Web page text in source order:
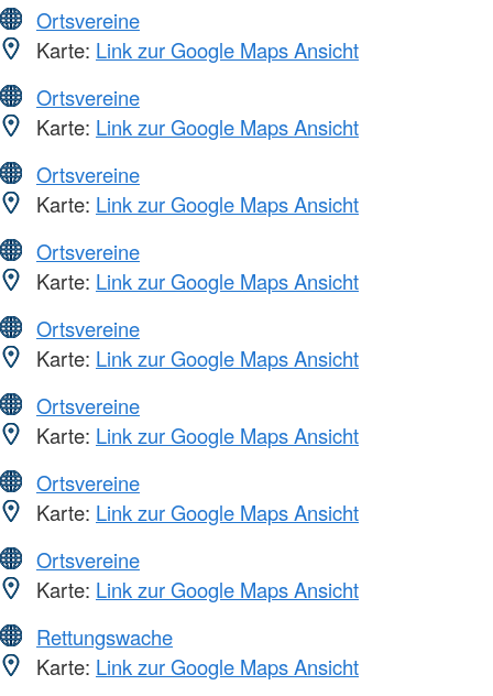
Ortsvereine
Karte: Link zur Google Maps Ansicht
Ortsvereine
Karte: Link zur Google Maps Ansicht
Ortsvereine
Karte: Link zur Google Maps Ansicht
Ortsvereine
Karte: Link zur Google Maps Ansicht
Ortsvereine
Karte: Link zur Google Maps Ansicht
Ortsvereine
Karte: Link zur Google Maps Ansicht
Ortsvereine
Karte: Link zur Google Maps Ansicht
Ortsvereine
Karte: Link zur Google Maps Ansicht
Rettungswache
Karte: Link zur Google Maps Ansicht